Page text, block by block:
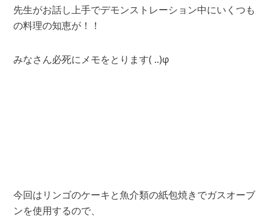
先生がお話し上手でデモンストレーション中にいくつも
の料理の知恵が！！
みなさん必死にメモをとります( ..)φ
今回はリンゴのケーキと魚介類の紙包焼きでガスオーブ
ンを使用するので、